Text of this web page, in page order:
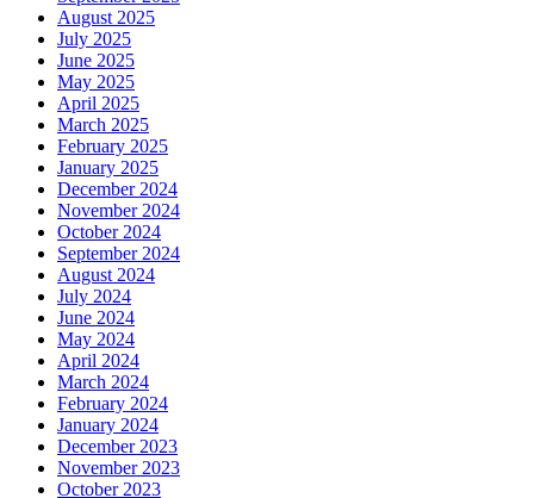
August 2025
July 2025
June 2025
May 2025
April 2025
March 2025
February 2025
January 2025
December 2024
November 2024
October 2024
September 2024
August 2024
July 2024
June 2024
May 2024
April 2024
March 2024
February 2024
January 2024
December 2023
November 2023
October 2023